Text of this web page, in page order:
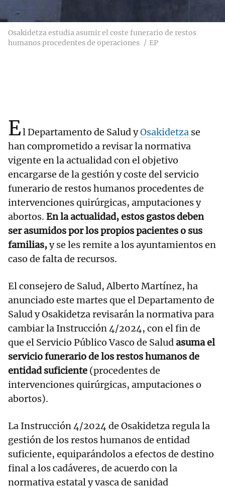
Osakidetza estudia asumir el coste funerario de restos
humanos procedentes de operaciones
EP
El Departamento de Salud yOsakidetza se
han comprometido a revisar la normativa
vigente en la actualidad con el objetivo
encargarse de la gestión y coste del servicio
funerario de restos humanos procedentes de
intervenciones quirúrgicas, amputaciones y
abortos. En la actualidad, estos gastos deben
ser asumidos por los propios pacientes o sus
familias,y se les remite a los ayuntamientos en
caso de falta de recursos.
El consejero de Salud, Alberto Martínez, ha
anunciado este martes que el Departamento de
Salud y Osakidetza revisarán la normativa para
cambiar la Instrucción 4/2024, con el fin de
que el Servicio Público Vasco de Saludasuma el
servicio funerario de los restos humanos de
entidad suficiente (procedentes de
intervenciones quirúrgicas, amputaciones o
abortos).
La Instrucción 4/2024 de Osakidetza regula la
gestión de los restos humanos de entidad
suficiente, equiparándolos a efectos de destino
final a los cadáveres, de acuerdo con la
normativa estatal y vasca de sanidad